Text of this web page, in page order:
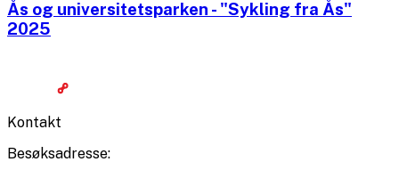
Ås og universitetsparken - "Sykling fra Ås"
2025
Kontakt
Besøksadresse: